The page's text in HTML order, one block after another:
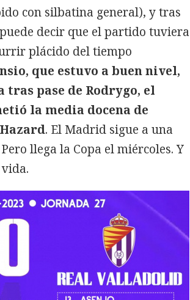
con silbatina general), y tras
decir que el partido tuviera
plácido del tiempo
que estuvo a buen nivel,
pase de Rodrygo, el
la media docena de
. El Madrid sigue a una
llega la Copa el miércoles. Y